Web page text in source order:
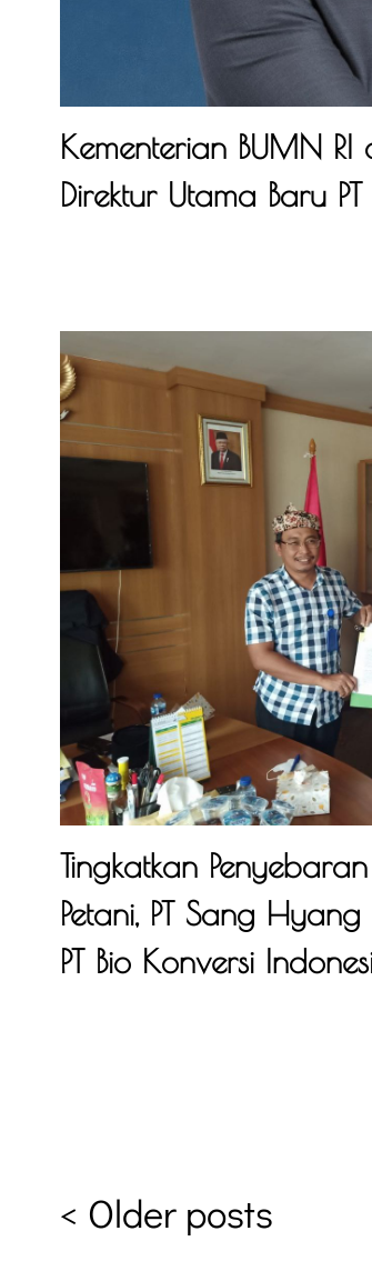
Kementerian BUMN RI
Direktur Utama Baru
Tingkatkan
Petani, PT Sang
PT Bio Konversi
< Older posts